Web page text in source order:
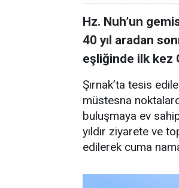
Hz. Nuh’un
40 yıl aradan
eşliğinde ilk kez
Şırnak’ta tesis
müstesna
buluşmaya ev
yıldır ziyarete ve
edilerek cuma